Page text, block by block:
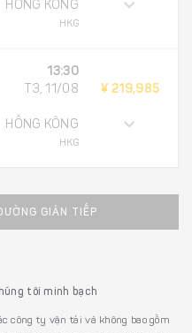
HỒNG KÔNG
HKG
13:30
T3, 11/08
HỒNG KÔNG
HKG
¥ 219,985
GIÁN TIẾP
tôi minh bạch
công ty vận tải và không bao gồm